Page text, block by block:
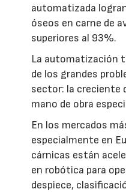
automatizada
óseos en carne de
superiores al 93%.
La automatización
de los grandes
sector: la creciente
mano de obra
En los mercados
especialmente en
cárnicas están
en robótica para
despiece,